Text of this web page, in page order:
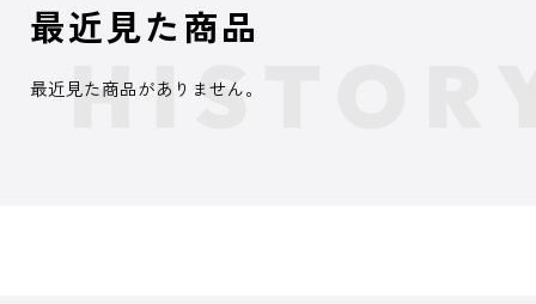
最近見た商品
最近見た商品がありません。